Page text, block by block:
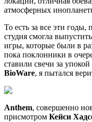
атмосферных
То есть за все эти
студия смогла
игры, которые были в
пока поклонники в
ставили свечи за
BioWare, я пытался
Anthem, совершенно
присмотром Кейси